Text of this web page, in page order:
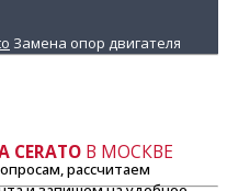
Замена опор двигателя
рассчитаем
В МОСКВЕ